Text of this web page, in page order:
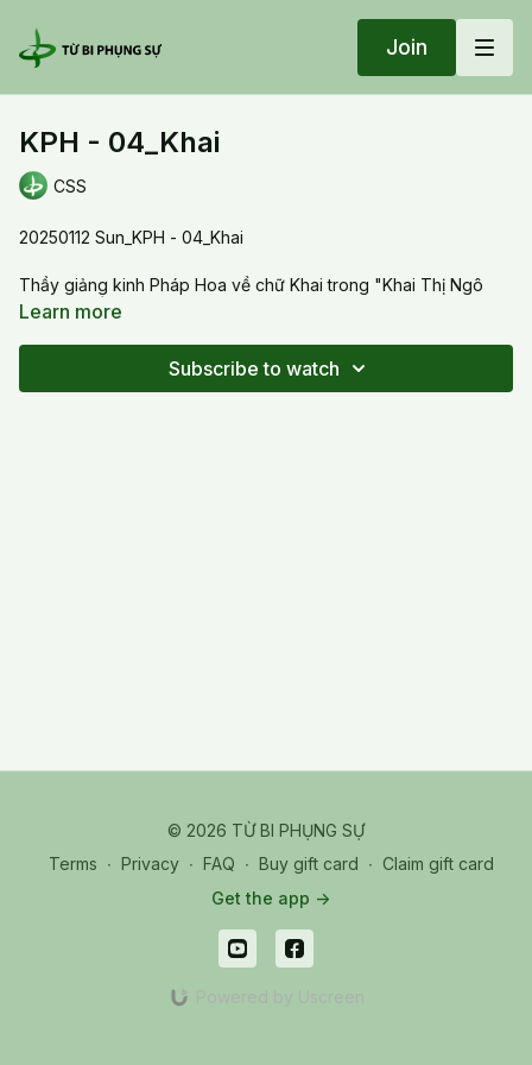
Join
KPH - 04_Khai
CSS
20250112 Sun_KPH - 04_Khai
Thầy giảng kinh Pháp Hoa về chữ Khai trong "Khai Thị Ngô
Nhập" từ Ấn Độ qua Trung Quốc và tại sao cần phải theo con
Learn more
Subscribe to watch
© 2026 TỪ BI PHỤNG SỰ
Terms ∙ Privacy ∙ FAQ ∙ Buy gift card ∙ Claim gift card
Get the app ->
Powered by Uscreen